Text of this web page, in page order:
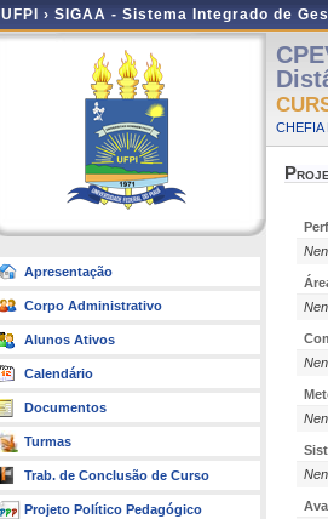
UFPI › SIGAA - Sistema Integrado de
Apresentação
Corpo Administrativo
Alunos Ativos
Calendário
Documentos
Turmas
Trab. de Conclusão de Curso
Projeto Político Pedagógico
CHEFIA